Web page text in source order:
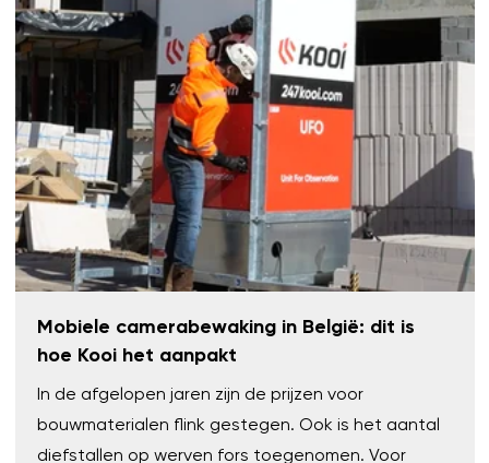
Mobiele camerabewaking in België: dit is
hoe Kooi het aanpakt
In de afgelopen jaren zijn de prijzen voor
bouwmaterialen flink gestegen. Ook is het aantal
diefstallen op werven fors toegenomen. Voor